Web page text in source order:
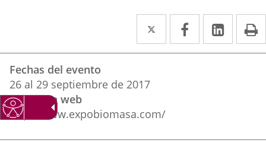
Twitter
Enlace
a
Facebook
Enlace
a
Enlace
a
del
evento
Fechas del evento
26 al 29 septiembre de 2017
Dirección web
http://www.expobiomasa.com/